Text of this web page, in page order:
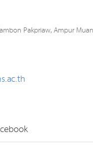
Pakpriaw, Ampur